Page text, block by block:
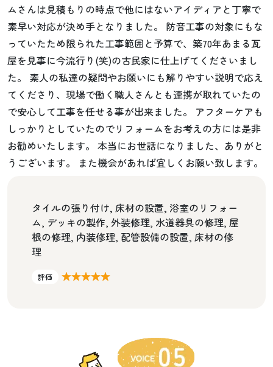
ムさんは見積もりの時点で他にはないアイディアと丁寧で
素早い対応が決め手となりました。 防音工事の対象にもな
っていたため限られた工事範囲と予算で、築70年あまる瓦
屋を見事に今流行り(笑)の古民家に仕上げてくださいまし
た。 素人の私達の疑問やお願いにも解りやすい説明で応え
てくださり、現場で働く職人さんとも連携が取れていたの
で安心して工事を任せる事が出来ました。 アフターケアも
しっかりとしていたのでリフォームをお考えの方には是非
お勧めいたします。 本当にお世話になりました、ありがと
うございます。 また機会があれば宜しくお願い致します。
タイルの張り付け, 床材の設置, 浴室のリフォー
ム, デッキの製作, 外装修理, 水道器具の修理, 屋
根の修理, 内装修理, 配管設備の設置, 床材の修
理
評価 ★★★★★